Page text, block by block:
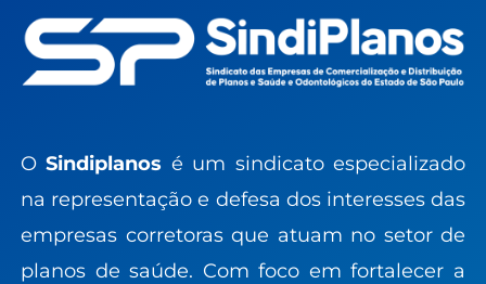
OSindiplanos é um sindicato especializado
na representação e defesa dos interesses das
empresas corretoras que atuam no setor de
planos de saúde. Com foco em fortalecer a